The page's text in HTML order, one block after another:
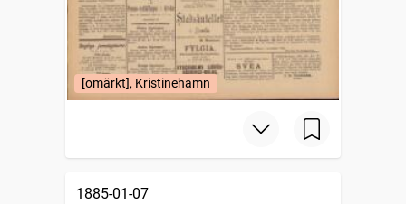
[omärkt], Kristinehamn
1885-01-07